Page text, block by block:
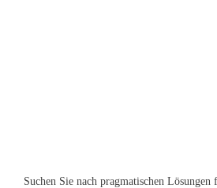
Suchen Sie nach pragmatischen Lösungen